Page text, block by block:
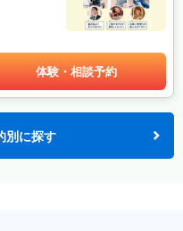
体験・相談予約
別に探す